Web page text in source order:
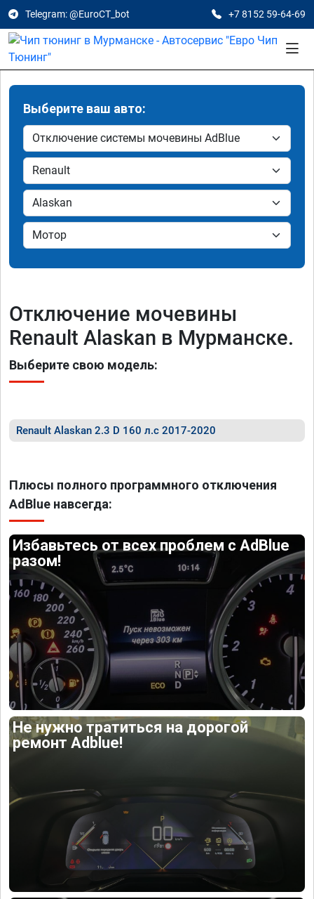
Telegram: @EuroCT_bot +7 8152 59-64-69
Выберите ваш авто:
Отключение мочевины
Renault Alaskan в Мурманске.
Выберите свою модель:
Renault Alaskan 2.3 D 160 л.с 2017-2020
Плюсы полного программного отключения
AdBlue навсегда:
Избавьтесь от всех проблем с AdBlue
разом!
Не нужно тратиться на дорогой
ремонт Adblue!